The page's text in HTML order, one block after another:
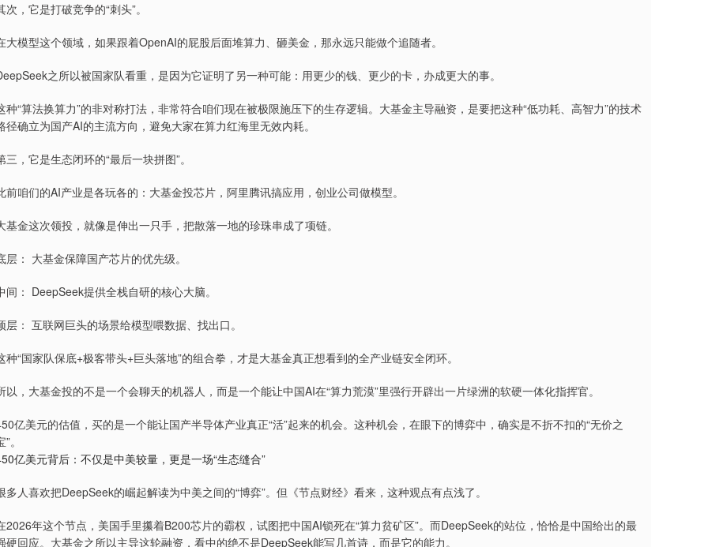
次，它是打破竞争的“刺头”。
大模型这个领域，如果跟着OpenAI的屁股后面堆算力、砸美金，那永远只能做个追随者。
之所以被国家队看重，是因为它证明了另一种可能：用更少的钱、更少的卡，办成更大的事。
种“算法换算力”的非对称打法，非常符合咱们现在被极限施压下的生存逻辑。大基金主导融资，是要把这种“低功耗、高智力”的技术
径确立为国产AI的主流方向，避免大家在算力红海里无效内耗。
三，它是生态闭环的“最后一块拼图”。
前咱们的AI产业是各玩各的：大基金投芯片，阿里腾讯搞应用，创业公司做模型。
基金这次领投，就像是伸出一只手，把散落一地的珍珠串成了项链。
层： 大基金保障国产芯片的优先级。
间： DeepSeek提供全栈自研的核心大脑。
层： 互联网巨头的场景给模型喂数据、找出口。
种“国家队保底+极客带头+巨头落地”的组合拳，才是大基金真正想看到的全产业链安全闭环。
以，大基金投的不是一个会聊天的机器人，而是一个能让中国AI在“算力荒漠”里强行开辟出一片绿洲的软硬一体化指挥官。
亿美元的估值，买的是一个能让国产半导体产业真正“活”起来的机会。这种机会，在眼下的博弈中，确实是不折不扣的“无价之
”。
亿美元背后：不仅是中美较量，更是一场“生态缝合”
多人喜欢把DeepSeek的崛起解读为中美之间的“博弈”。但《节点财经》看来，这种观点有点浅了。
2026年这个节点，美国手里攥着B200芯片的霸权，试图把中国AI锁死在“算力贫矿区”。而DeepSeek的站位，恰恰是中国给出的最
硬回应。大基金之所以主导这轮融资，看中的绝不是DeepSeek能写几首诗，而是它的能力。